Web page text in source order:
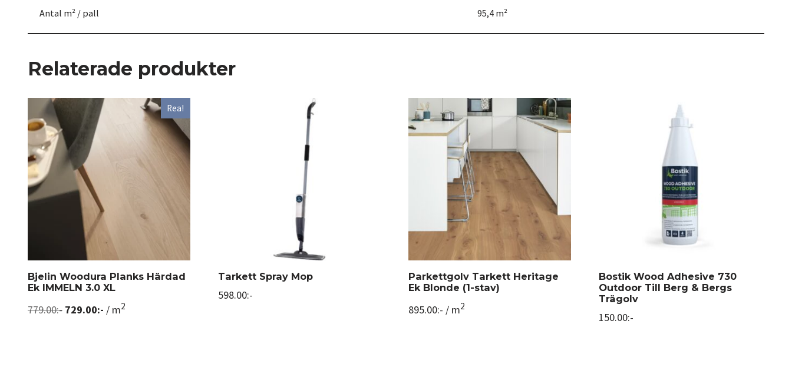
Antal m² / pall 95,4 m²
Relaterade produkter
Rea!
Bjelin Woodura Planks Härdad
Ek IMMELN 3.0 XL
779.00:- 729.00:- / m2
Tarkett Spray Mop
598.00:-
Parkettgolv Tarkett Heritage
Ek Blonde (1-stav)
895.00:- / m2
Bostik Wood Adhesive 730
Outdoor Till Berg & Bergs
Trägolv
150.00:-